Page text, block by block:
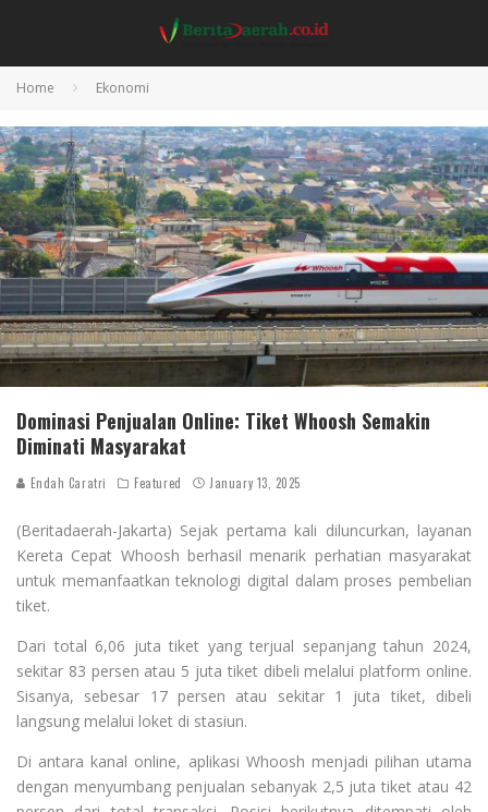
Home Ekonomi
Dominasi Penjualan Online: Tiket Whoosh Semakin
Diminati Masyarakat
Endah Caratri Featured January 13, 2025
(Beritadaerah-Jakarta) Sejak pertama kali diluncurkan, layanan
Kereta Cepat Whoosh berhasil menarik perhatian masyarakat
untuk memanfaatkan teknologi digital dalam proses pembelian
tiket.
Dari total 6,06 juta tiket yang terjual sepanjang tahun 2024,
sekitar 83 persen atau 5 juta tiket dibeli melalui platform online.
Sisanya, sebesar 17 persen atau sekitar 1 juta tiket, dibeli
langsung melalui loket di stasiun.
Di antara kanal online, aplikasi Whoosh menjadi pilihan utama
dengan menyumbang penjualan sebanyak 2,5 juta tiket atau 42